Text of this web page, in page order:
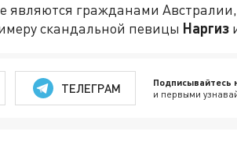
являются гражданами
скандальной певицы Наргиз
ТЕЛЕГРАМ Подписывайтесь
и первыми